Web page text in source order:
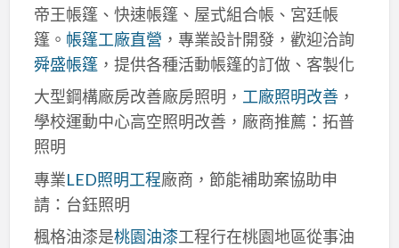
帝王帳篷、快速帳篷、屋式組合帳、宮廷帳
篷。 帳篷工廠直營 ，專業設計開發，歡迎洽詢
舜盛帳篷，提供各種活動帳篷的訂做、客製化
大型鋼構廠房改善廠房照明， 工廠照明改善，
學校運動中心高空照明改善，廠商推薦：拓普
照明
專業LED照明工程廠商，節能補助案協助申
請：台鈺照明
楓格油漆是桃園油漆工程行在桃園地區從事油